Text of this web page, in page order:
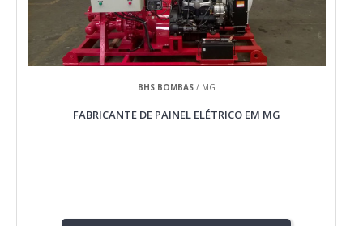
BHS BOMBAS/ MG
FABRICANTE DE PAINEL ELÉTRICO EM MG